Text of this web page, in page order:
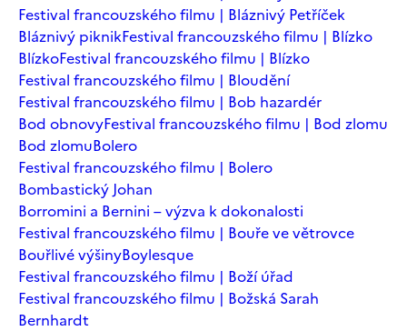
Festival francouzského filmu | Bláznivý Petříček
Bláznivý piknikFestival francouzského filmu | Blízko
BlízkoFestival francouzského filmu | Blízko
Festival francouzského filmu | Bloudění
Festival francouzského filmu | Bob hazardér
Bod obnovyFestival francouzského filmu | Bod zlomu
Bod zlomuBolero
Festival francouzského filmu | Bolero
Bombastický Johan
Borromini a Bernini – výzva k dokonalosti
Festival francouzského filmu | Bouře ve větrovce
Bouřlivé výšinyBoylesque
Festival francouzského filmu | Boží úřad
Festival francouzského filmu | Božská Sarah
Bernhardt